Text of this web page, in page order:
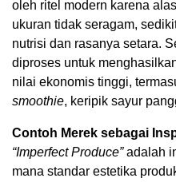
oleh ritel modern karena
ukuran tidak seragam,
nutrisi dan rasanya setara.
diproses untuk
nilai ekonomis tinggi,
smoothie, keripik sayur
Contoh Merek sebagai
“Imperfect Produce”adalah
mana standar estetika